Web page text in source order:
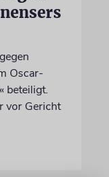
Oscar-
beteiligt.
vor Gericht